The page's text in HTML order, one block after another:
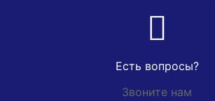
Есть вопросы?
Звоните нам